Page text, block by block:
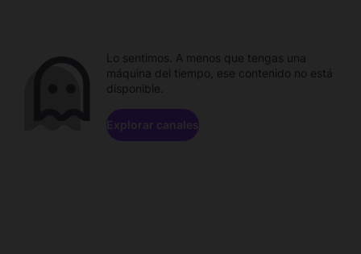
Lo sentimos. A menos que tengas una
máquina del tiempo, ese contenido no está
disponible.
Explorar canales